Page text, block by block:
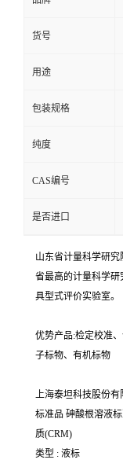
货号
用途
包装规格
纯度
CAS编号
是否进口
山东省计量科学研
省最高的计量科学
具型式评价实验室。
优势产品:检定校准
子标物、有机标物
上海泰坦科技股份
标准品 砷酸根溶液
质(CRM)
类型 : 液标